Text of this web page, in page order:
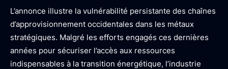
L’annonce illustre la vulnérabilité persistante des chaînes
d’approvisionnement occidentales dans les métaux
stratégiques. Malgré les efforts engagés ces dernières
années pour sécuriser l’accès aux ressources
indispensables à la transition énergétique, l’industrie